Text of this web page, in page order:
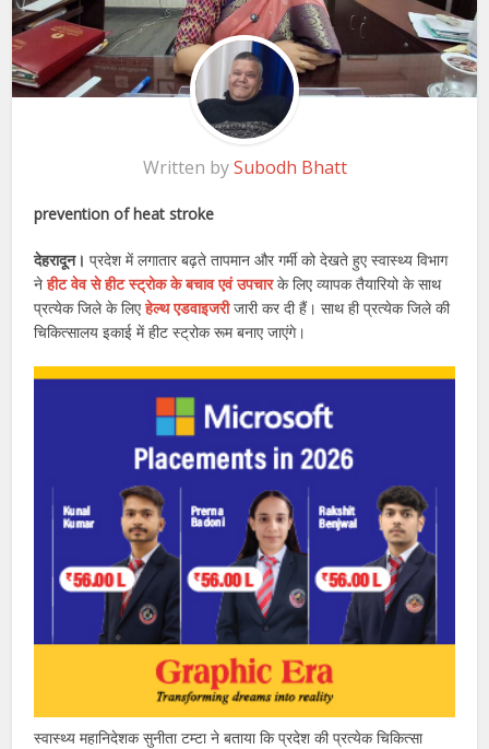
Written bySubodh Bhatt
prevention of heat stroke
देहरादून।प्रदेश में लगातार बढ़ते तापमान और गर्मी को देखते हुए स्वास्थ्य विभाग
नेहीट वेव से हीट स्ट्रोक के बचाव एवं उपचारके लिए व्यापक तैयारियो के साथ
प्रत्येक जिले के लिएहेल्थ एडवाइजरीजारी कर दी हैं। साथ ही प्रत्येक जिले की
चिकित्सालय इकाई में हीट स्ट्रोक रूम बनाए जाएंगे।
स्वास्थ्य महानिदेशक सुनीता टम्टा ने बताया कि प्रदेश की प्रत्येक चिकित्सा